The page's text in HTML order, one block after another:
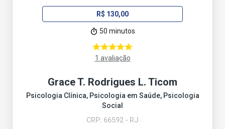
R$ 130,00
50 minutos
1 avaliação
Grace T. Rodrigues L. Ticom
Psicologia Clínica, Psicologia em Saúde, Psicologia
Social
CRP: 66592 - RJ